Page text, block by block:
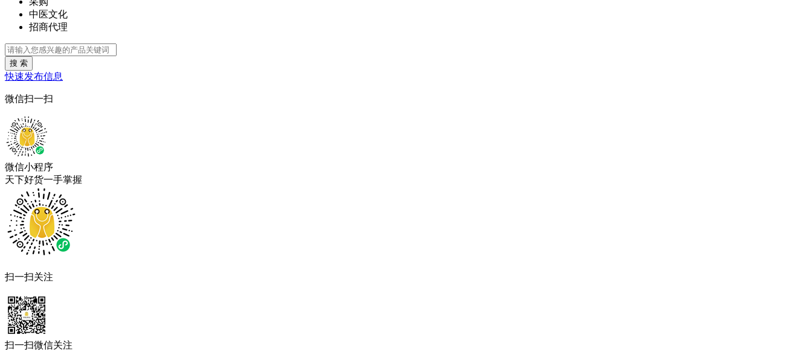
中医文化
招商代理
搜 索
快速发布信息
微信扫一扫
微信小程序
天下好货一手掌握
扫一扫关注
扫一扫微信关注